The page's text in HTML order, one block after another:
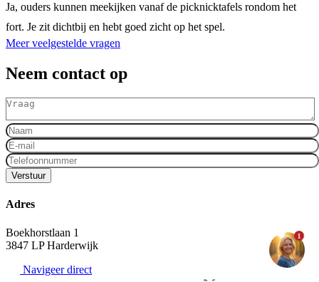
Ja, ouders kunnen meekijken vanaf de picknicktafels rondom het
fort. Je zit dichtbij en hebt goed zicht op het spel.
Meer veelgestelde vragen
Neem contact op
Verstuur
Adres
Boekhorstlaan 1
3847 LP Harderwijk
Navigeer direct
1